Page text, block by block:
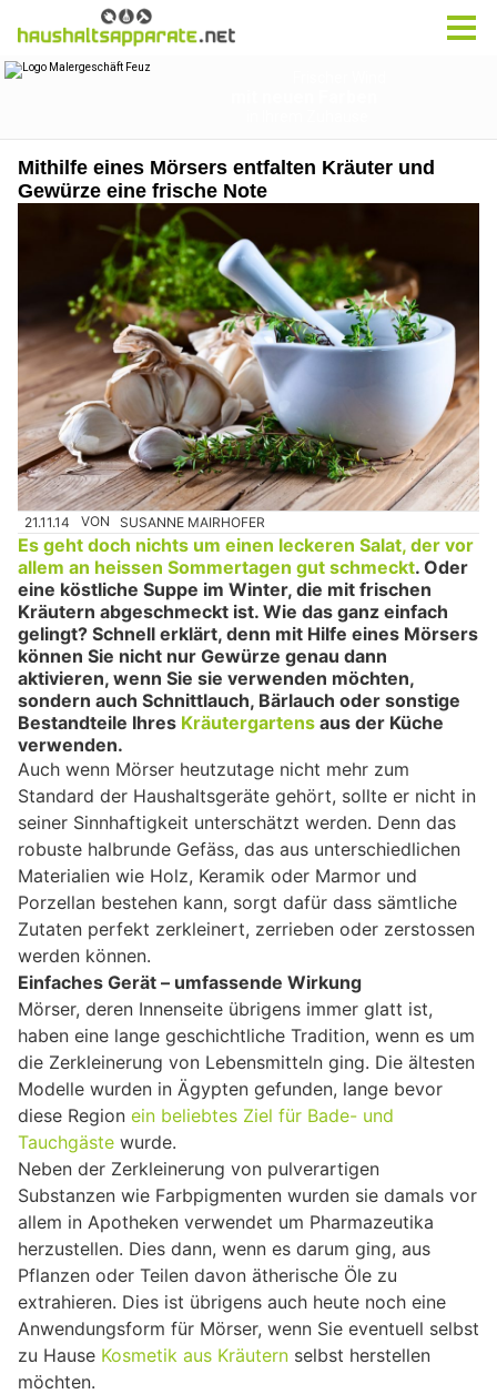
Mithilfe eines Mörsers entfalten Kräuter und
Gewürze eine frische Note
21.11.14 VON SUSANNE MAIRHOFER
Es geht doch nichts um einen leckeren Salat, der vor
allem an heissen Sommertagen gut schmeckt. Oder
eine köstliche Suppe im Winter, die mit frischen
Kräutern abgeschmeckt ist. Wie das ganz einfach
gelingt? Schnell erklärt, denn mit Hilfe eines Mörsers
können Sie nicht nur Gewürze genau dann
aktivieren, wenn Sie sie verwenden möchten,
sondern auch Schnittlauch, Bärlauch oder sonstige
Bestandteile Ihres Kräutergartens aus der Küche
verwenden.
Auch wenn Mörser heutzutage nicht mehr zum
Standard der Haushaltsgeräte gehört, sollte er nicht in
seiner Sinnhaftigkeit unterschätzt werden. Denn das
robuste halbrunde Gefäss, das aus unterschiedlichen
Materialien wie Holz, Keramik oder Marmor und
Porzellan bestehen kann, sorgt dafür dass sämtliche
Zutaten perfekt zerkleinert, zerrieben oder zerstossen
werden können.
Einfaches Gerät – umfassende Wirkung
Mörser, deren Innenseite übrigens immer glatt ist,
haben eine lange geschichtliche Tradition, wenn es um
die Zerkleinerung von Lebensmitteln ging. Die ältesten
Modelle wurden in Ägypten gefunden, lange bevor
diese Region ein beliebtes Ziel für Bade- und
Tauchgäste wurde.
Neben der Zerkleinerung von pulverartigen
Substanzen wie Farbpigmenten wurden sie damals vor
allem in Apotheken verwendet um Pharmazeutika
herzustellen. Dies dann, wenn es darum ging, aus
Pflanzen oder Teilen davon ätherische Öle zu
extrahieren. Dies ist übrigens auch heute noch eine
Anwendungsform für Mörser, wenn Sie eventuell selbst
zu Hause Kosmetik aus Kräutern selbst herstellen
möchten.